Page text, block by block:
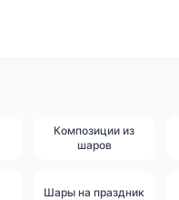
Композиции из
шаров
Шары на праздник